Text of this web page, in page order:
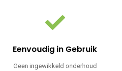
Eenvoudig in Gebruik
Geen ingewikkeld onderhoud